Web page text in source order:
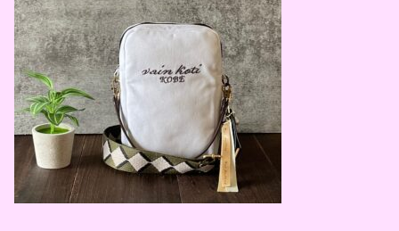
トートバッグ
その他
～
並び順
その他
在庫あり セール